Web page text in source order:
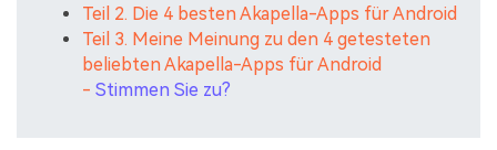
Teil 2. Die 4 besten Akapella-Apps für Android
Teil 3. Meine Meinung zu den 4 getesteten
beliebten Akapella-Apps für Android
- Stimmen Sie zu?